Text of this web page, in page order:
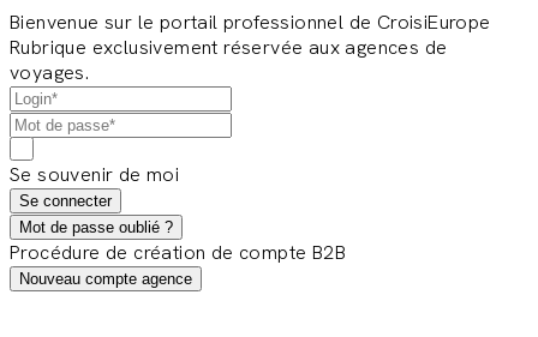
Bienvenue sur le portail professionnel de CroisiEurope
Rubrique exclusivement réservée aux agences de
voyages.
Se souvenir de moi
Se connecter
Mot de passe oublié ?
Procédure de création de compte B2B
Nouveau compte agence